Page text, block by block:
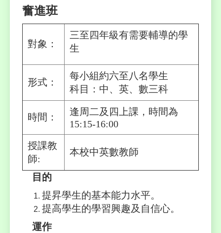
奮進班
對象：
三至四年級有需要輔導的學
生
形式：
每小組約六至八名學生
科目：中、英、數三科
時間：
逢周二及四上課，時間為
15:15-16:00
授課教
師:
本校中英數教師
目的
提昇學生的基本能力水平。
提高學生的學習興趣及自信心。
運作